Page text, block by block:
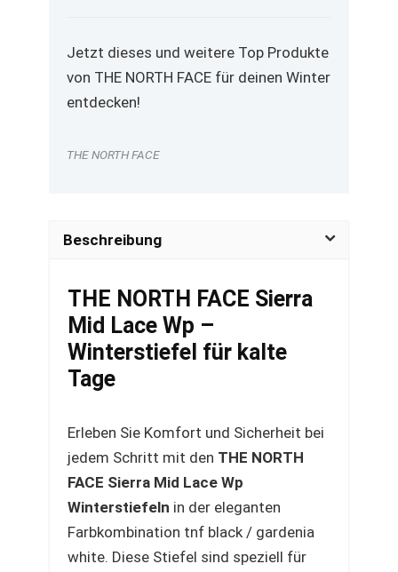
Jetzt dieses und weitere Top Produkte
von THE NORTH FACE für deinen Winter
entdecken!
THE NORTH FACE
Beschreibung
THE NORTH FACE Sierra
Mid Lace Wp –
Winterstiefel für kalte
Tage
Erleben Sie Komfort und Sicherheit bei
jedem Schritt mit den THE NORTH
FACE Sierra Mid Lace Wp
Winterstiefeln in der eleganten
Farbkombination tnf black / gardenia
white. Diese Stiefel sind speziell für